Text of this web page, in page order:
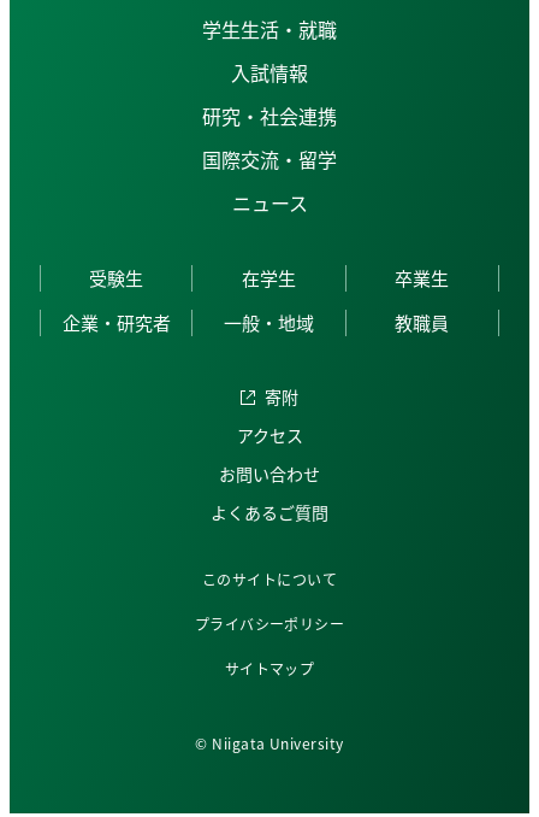
学生生活・就職
入試情報
研究・社会連携
国際交流・留学
ニュース
受験生 在学生
卒業生
企業・研究者
一般・地域 教職員
寄附
アクセス
お問い合わせ
よくあるご質問
このサイトについて
プライバシーポリシー
サイトマップ
© Niigata University